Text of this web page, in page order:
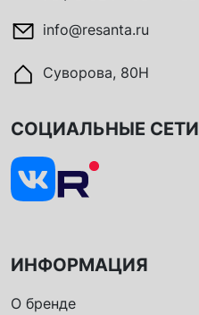
info@resanta.ru
Суворова, 80Н
ИНФОРМАЦИЯ
О бренде
СОЦИАЛЬНЫЕ СЕТИ